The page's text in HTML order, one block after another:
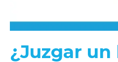
¿Juzgar